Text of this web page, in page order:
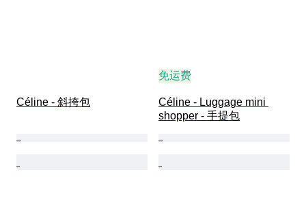
Céline - 斜挎包
免运费
Céline - Luggage mini
shopper - 手提包